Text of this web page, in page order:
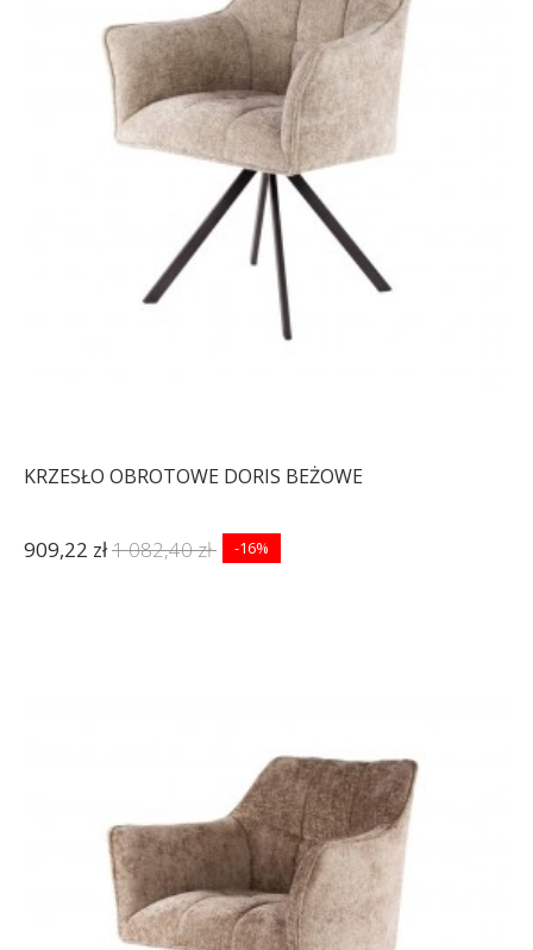
KRZESŁO OBROTOWE DORIS BEŻOWE
909,22 zł1 082,40 zł -16%